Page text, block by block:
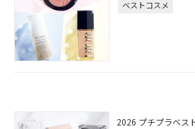
ベストコスメ
2026 プチプラベス